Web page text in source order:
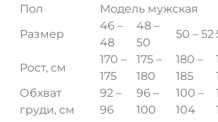
Пол
Модель мужская
Размер
46 –
48
48 –
50
50 – 52
Рост, см
170 –
175
175 –
180
180 –
185
Обхват
груди, см
92 –
96
96 –
100
100 –
104